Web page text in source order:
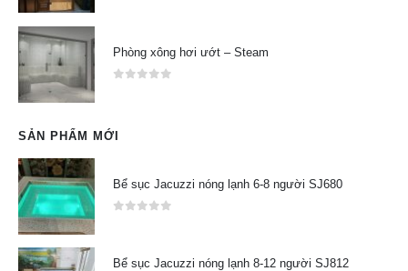
Phòng xông hơi ướt – Steam
SẢN PHẨM MỚI
Bể sục Jacuzzi nóng lạnh 6-8 người SJ680
Bể sục Jacuzzi nóng lạnh 8-12 người SJ812